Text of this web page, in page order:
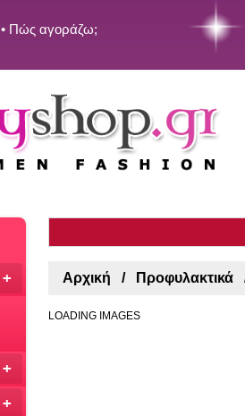
• Πώς αγοράζω;
+
+
+
Αρχική Προφυλακτικά
LOADING IMAGES